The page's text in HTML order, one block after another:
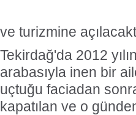
ve turizmine
Tekirdağ'da 2012
arabasıyla inen bir
uçtuğu faciadan
kapatılan ve o